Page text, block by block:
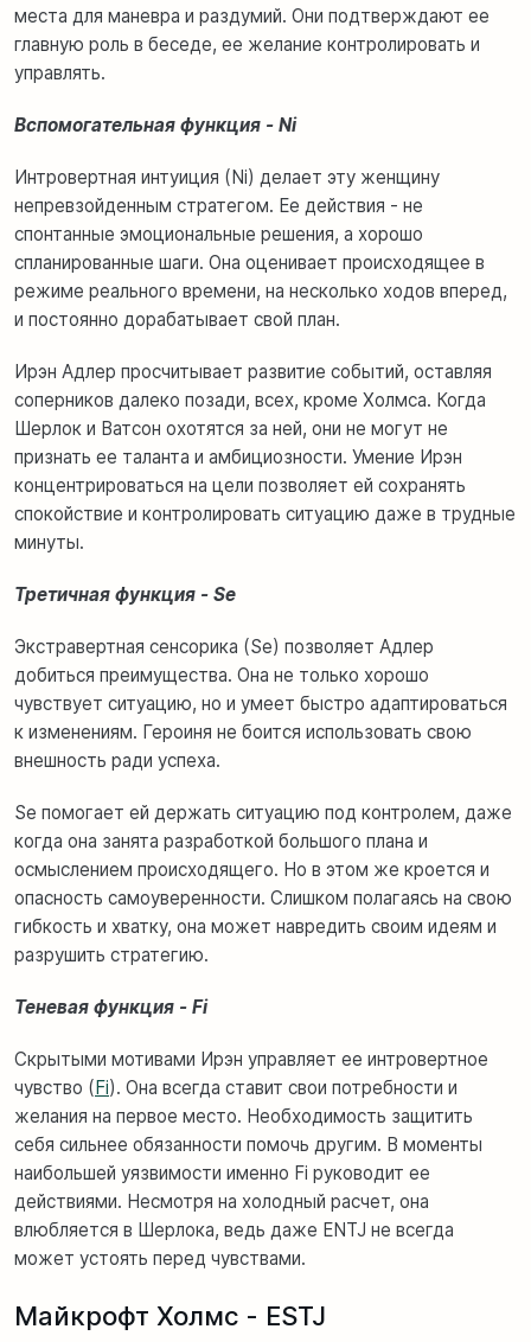
места для маневра и раздумий. Они подтверждают ее
главную роль в беседе, ее желание контролировать и
управлять.
Вспомогательная функция - Ni
Интровертная интуиция (Ni) делает эту женщину
непревзойденным стратегом. Ее действия - не
спонтанные эмоциональные решения, а хорошо
спланированные шаги. Она оценивает происходящее в
режиме реального времени, на несколько ходов вперед,
и постоянно дорабатывает свой план.
Ирэн Адлер просчитывает развитие событий, оставляя
соперников далеко позади, всех, кроме Холмса. Когда
Шерлок и Ватсон охотятся за ней, они не могут не
признать ее таланта и амбициозности. Умение Ирэн
концентрироваться на цели позволяет ей сохранять
спокойствие и контролировать ситуацию даже в трудные
минуты.
Третичная функция - Se
Экстравертная сенсорика (Se) позволяет Адлер
добиться преимущества. Она не только хорошо
чувствует ситуацию, но и умеет быстро адаптироваться
к изменениям. Героиня не боится использовать свою
внешность ради успеха.
Se помогает ей держать ситуацию под контролем, даже
когда она занята разработкой большого плана и
осмыслением происходящего. Но в этом же кроется и
опасность самоуверенности. Слишком полагаясь на свою
гибкость и хватку, она может навредить своим идеям и
разрушить стратегию.
Теневая функция - Fi
Скрытыми мотивами Ирэн управляет ее интровертное
чувство (Fi). Она всегда ставит свои потребности и
желания на первое место. Необходимость защитить
себя сильнее обязанности помочь другим. В моменты
наибольшей уязвимости именно Fi руководит ее
действиями. Несмотря на холодный расчет, она
влюбляется в Шерлока, ведь даже ENTJ не всегда
может устоять перед чувствами.
Майкрофт Холмс - ESTJ